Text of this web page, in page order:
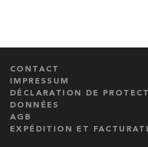
CONTACT
IMPRESSUM
DÉCLARATION DE
DONNÉES
AGB
EXPÉDITION ET